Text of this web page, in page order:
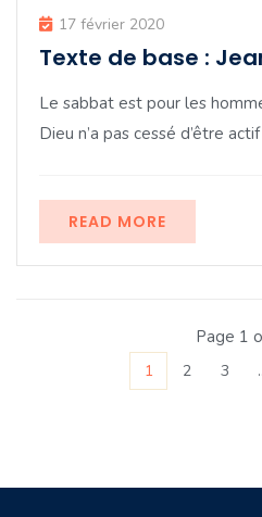
17 février 2020
Texte de base :
Le sabbat est pour les
Dieu n’a pas cessé d’être
READ MORE
Page 1
1 2 3